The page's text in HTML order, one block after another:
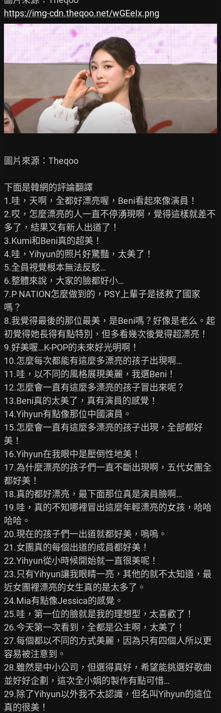
https://img-cdn.theqoo.net/wGEeIx.png
圖片來源：Theqoo
下面是韓網的評論翻譯
1.哇，天啊，全都好漂亮喔，Beni看起來像演員！
2.哎，怎麼漂亮的人一直不停湧現啊，覺得這樣就差不
多了，結果又有新人出道了！
3.Kumi和Beni真的超美！
4.哇，Yihyun的照片好驚豔，太美了！
5.全員視覺根本無法反駁…
6.整體來說，大家的臉都好小…
7.P NATION怎麼做到的，PSY上輩子是拯救了國家
嗎？
8.我覺得最後的那位最美，是Beni嗎？好像是老么。起
初覺得她長得有點特別，但多看幾次後覺得超漂亮！
9.好美喔…K-POP的未來好光明啊！
10.怎麼每次都能有這麼多漂亮的孩子出現啊…
11.哇，以不同的風格展現美麗，我選Beni！
12.怎麼會一直有這麼多漂亮的孩子冒出來呢？
13.Beni真的太美了，真有演員的感覺！
14.Yihyun有點像那位中國演員。
15.怎麼會一直有這麼多漂亮的孩子出現，全部都好
美！
16.Yihyun在我眼中是壓倒性地美！
17.為什麼漂亮的孩子們一直不斷出現啊，五代女團全
都好美！
18.真的都好漂亮，最下面那位真是演員臉啊…
19.哇，真的不知哪裡冒出這麼年輕漂亮的女孩，哈哈
哈哈。
20.現在的孩子們一出道就都好美，嗚嗚。
21.女團真的每個出道的成員都好美！
22.Yihyun從小時候開始就一直很美呢！
23.只有Yihyun讓我眼睛一亮，其他的就不太知道，最
近女團裡漂亮的女生真的是太多了。
24.Mia有點像Jessica的感覺。
25.哇，第一位的臉就是我的理想型，太喜歡了！
26.今天第一次看到，全都是公主啊，太美了！
27.每個都以不同的方式美麗，因為只有四個人所以更
容易被注意到。
28.雖然是中小公司，但選得真好，希望能挑選好歌曲
並好好企劃，這次全小娟的製作有點可惜…
29.除了Yihyun以外我不太認識，但名叫Yihyun的這位
真的很美！